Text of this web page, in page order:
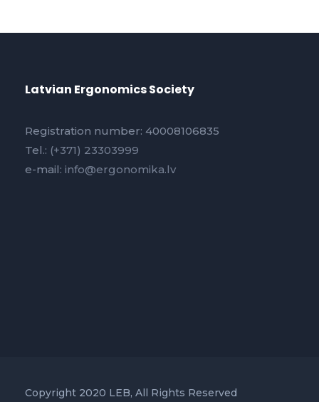
Latvian Ergonomics Society
Registration number: 40008106835
Tel.: (+371) 23303999
e-mail: info@ergonomika.lv
Copyright 2020 LEB, All Rights Reserved